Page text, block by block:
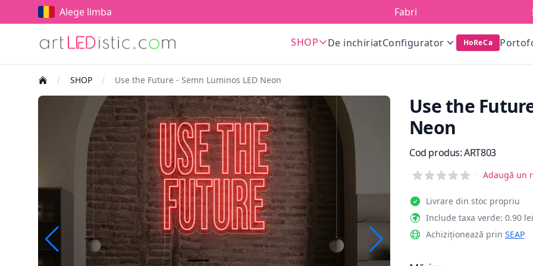
Alege limba Fabricat în România!
SHOP De inchiriatConfigurator HoReCa
SHOP Use the Future - Semn Luminos LED Neon
Use the
Neon
Informații de produs
Cod produs:ART803
Reviews
· Adaugă un
Livrare din stoc propriu
Include taxa verde: 0.90 lei
Achiziționează prin SEAP